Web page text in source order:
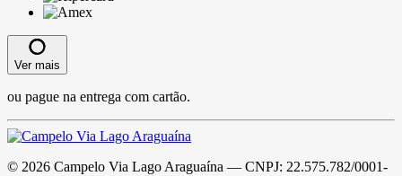
Ver mais
ou pague na entrega com cartão.
© 2026 Campelo Via Lago Araguaína — CNPJ: 22.575.782/0001-